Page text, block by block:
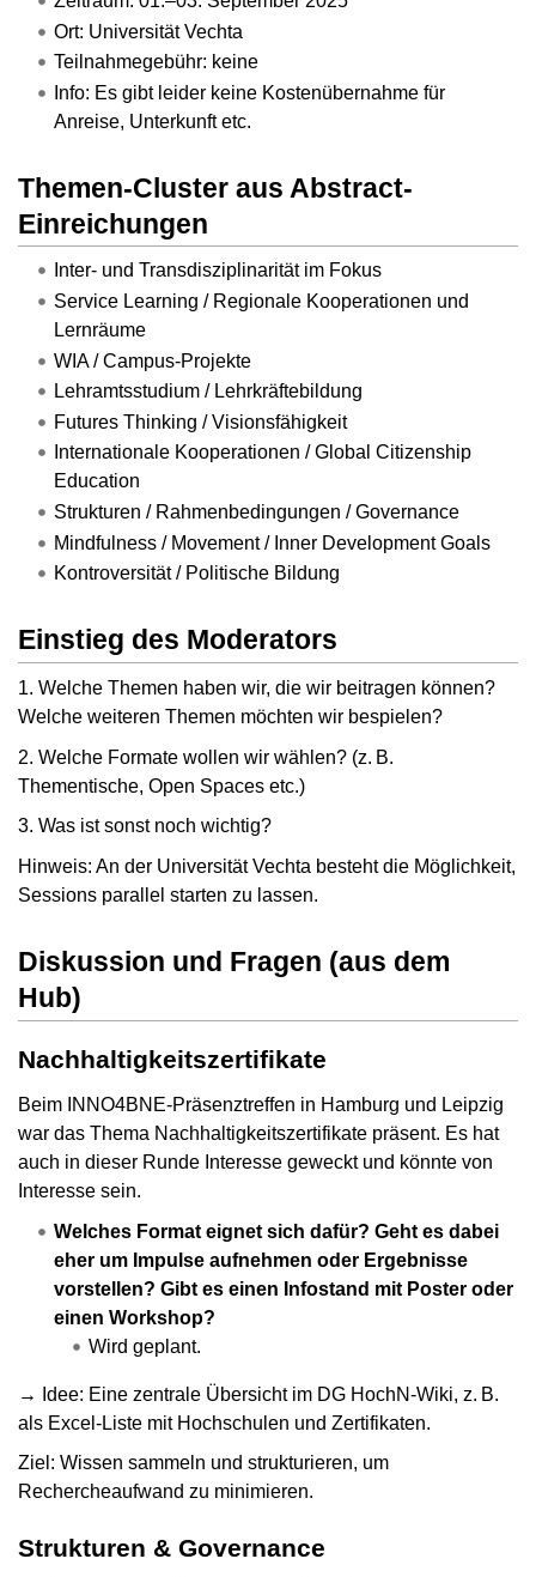
Ort: Universität Vechta
Teilnahmegebühr: keine
Info: Es gibt leider keine Kostenübernahme für
Anreise, Unterkunft etc.
Themen-Cluster aus Abstract-
Einreichungen
Inter- und Transdisziplinarität im Fokus
Service Learning / Regionale Kooperationen und
Lernräume
WIA / Campus-Projekte
Lehramtsstudium / Lehrkräftebildung
Futures Thinking / Visionsfähigkeit
Internationale Kooperationen / Global Citizenship
Education
Strukturen / Rahmenbedingungen / Governance
Mindfulness / Movement / Inner Development Goals
Kontroversität / Politische Bildung
Einstieg des Moderators
1. Welche Themen haben wir, die wir beitragen können?
Welche weiteren Themen möchten wir bespielen?
2. Welche Formate wollen wir wählen? (z. B.
Thementische, Open Spaces etc.)
3. Was ist sonst noch wichtig?
Hinweis: An der Universität Vechta besteht die Möglichkeit,
Sessions parallel starten zu lassen.
Diskussion und Fragen (aus dem
Hub)
Nachhaltigkeitszertifikate
Beim INNO4BNE-Präsenztreffen in Hamburg und Leipzig
war das Thema Nachhaltigkeitszertifikate präsent. Es hat
auch in dieser Runde Interesse geweckt und könnte von
Interesse sein.
Welches Format eignet sich dafür? Geht es dabei
eher um Impulse aufnehmen oder Ergebnisse
vorstellen? Gibt es einen Infostand mit Poster oder
einen Workshop?
Wird geplant.
→ Idee: Eine zentrale Übersicht im DG HochN-Wiki, z. B.
als Excel-Liste mit Hochschulen und Zertifikaten.
Ziel: Wissen sammeln und strukturieren, um
Rechercheaufwand zu minimieren.
Strukturen & Governance